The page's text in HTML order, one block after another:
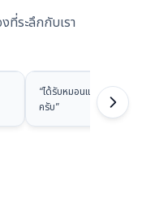
ที่ระลึกกับเรา
“ได้รับหมอนแล้วนะครับ ส
ครับ”